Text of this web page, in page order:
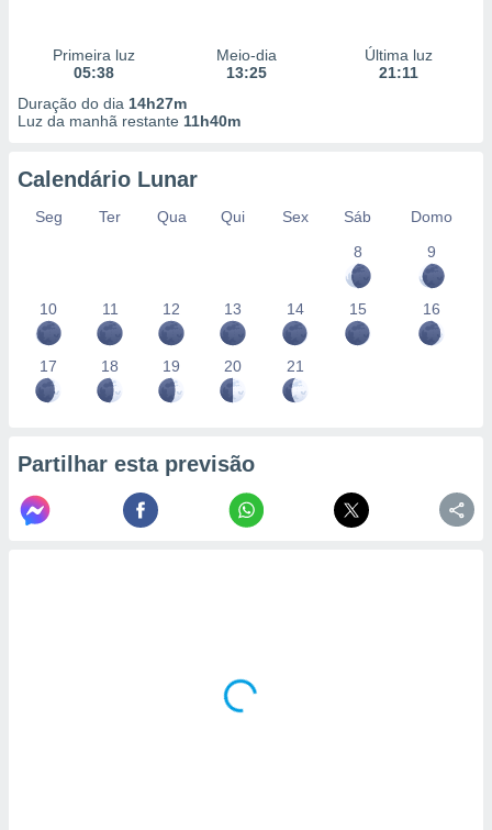
Primeira luz
05:38
Meio-dia
13:25
Última luz
21:11
Duração do dia 14h27m
Luz da manhã restante 11h40m
Calendário Lunar
Seg Ter Qua Qui Sex Sáb
Domo
8
9
10 11 12 13 14 15 16
17 18 19 20 21
Partilhar esta previsão